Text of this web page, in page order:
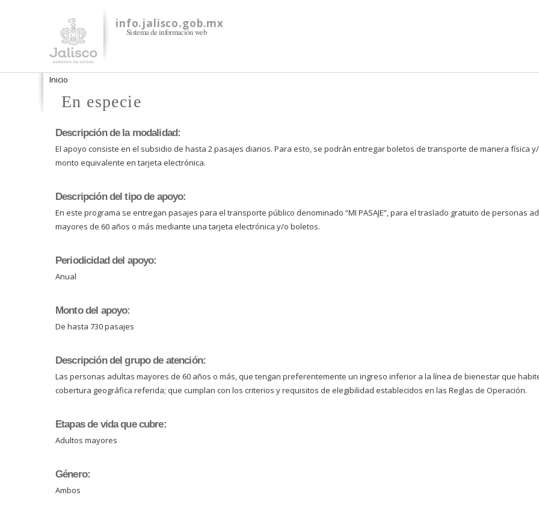
info.jalisco.gob.mx
Sistema de información web
Se encuentra usted aquí
Inicio
En especie
Descripción de la modalidad:
El apoyo consiste en el subsidio de hasta 2 pasajes diarios. Para esto, se podrán entregar boletos de transporte de manera física
monto equivalente en tarjeta electrónica.
Descripción del tipo de apoyo:
En este programa se entregan pasajes para el transporte público denominado “MI PASAJE”, para el traslado gratuito de personas
mayores de 60 años o más mediante una tarjeta electrónica y/o boletos.
Periodicidad del apoyo:
Anual
Monto del apoyo:
De hasta 730 pasajes
Descripción del grupo de atención:
Las personas adultas mayores de 60 años o más, que tengan preferentemente un ingreso inferior a la línea de bienestar que
cobertura geográfica referida; que cumplan con los criterios y requisitos de elegibilidad establecidos en las Reglas de Operación.
Etapas de vida que cubre:
Adultos mayores
Género:
Ambos